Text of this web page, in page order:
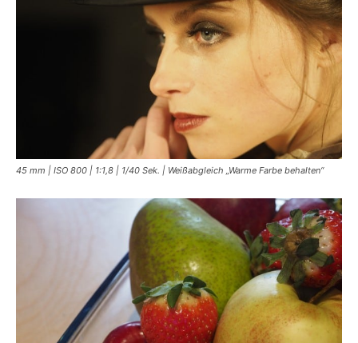
45 mm | ISO 800 | 1:1,8 | 1/40 Sek. | Weißabgleich „Warme Farbe behalten“